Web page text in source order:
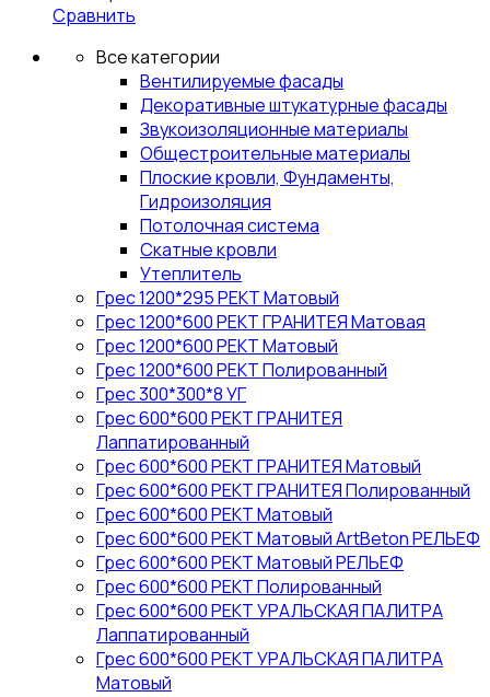
Сравнить
Все категории
Вентилируемые фасады
Декоративные штукатурные фасады
Звукоизоляционные материалы
Общестроительные материалы
Плоские кровли, Фундаменты,
Гидроизоляция
Потолочная система
Скатные кровли
Утеплитель
Грес 1200*295 РЕКТ Матовый
Грес 1200*600 РЕКТ ГРАНИТЕЯ Матовая
Грес 1200*600 РЕКТ Матовый
Грес 1200*600 РЕКТ Полированный
Грес 300*300*8 УГ
Грес 600*600 РЕКТ ГРАНИТЕЯ
Лаппатированный
Грес 600*600 РЕКТ ГРАНИТЕЯ Матовый
Грес 600*600 РЕКТ ГРАНИТЕЯ Полированный
Грес 600*600 РЕКТ Матовый
Грес 600*600 РЕКТ Матовый ArtBeton РЕЛЬЕФ
Грес 600*600 РЕКТ Матовый РЕЛЬЕФ
Грес 600*600 РЕКТ Полированный
Грес 600*600 РЕКТ УРАЛЬСКАЯ ПАЛИТРА
Лаппатированный
Грес 600*600 РЕКТ УРАЛЬСКАЯ ПАЛИТРА
Матовый